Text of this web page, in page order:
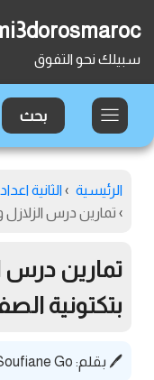
سبيلك نحو التفوق
الرئيسية › الثانية
› تمارين درس الزلازل
تمارين درس
بتكتونية
🖊️ بقلم: Go